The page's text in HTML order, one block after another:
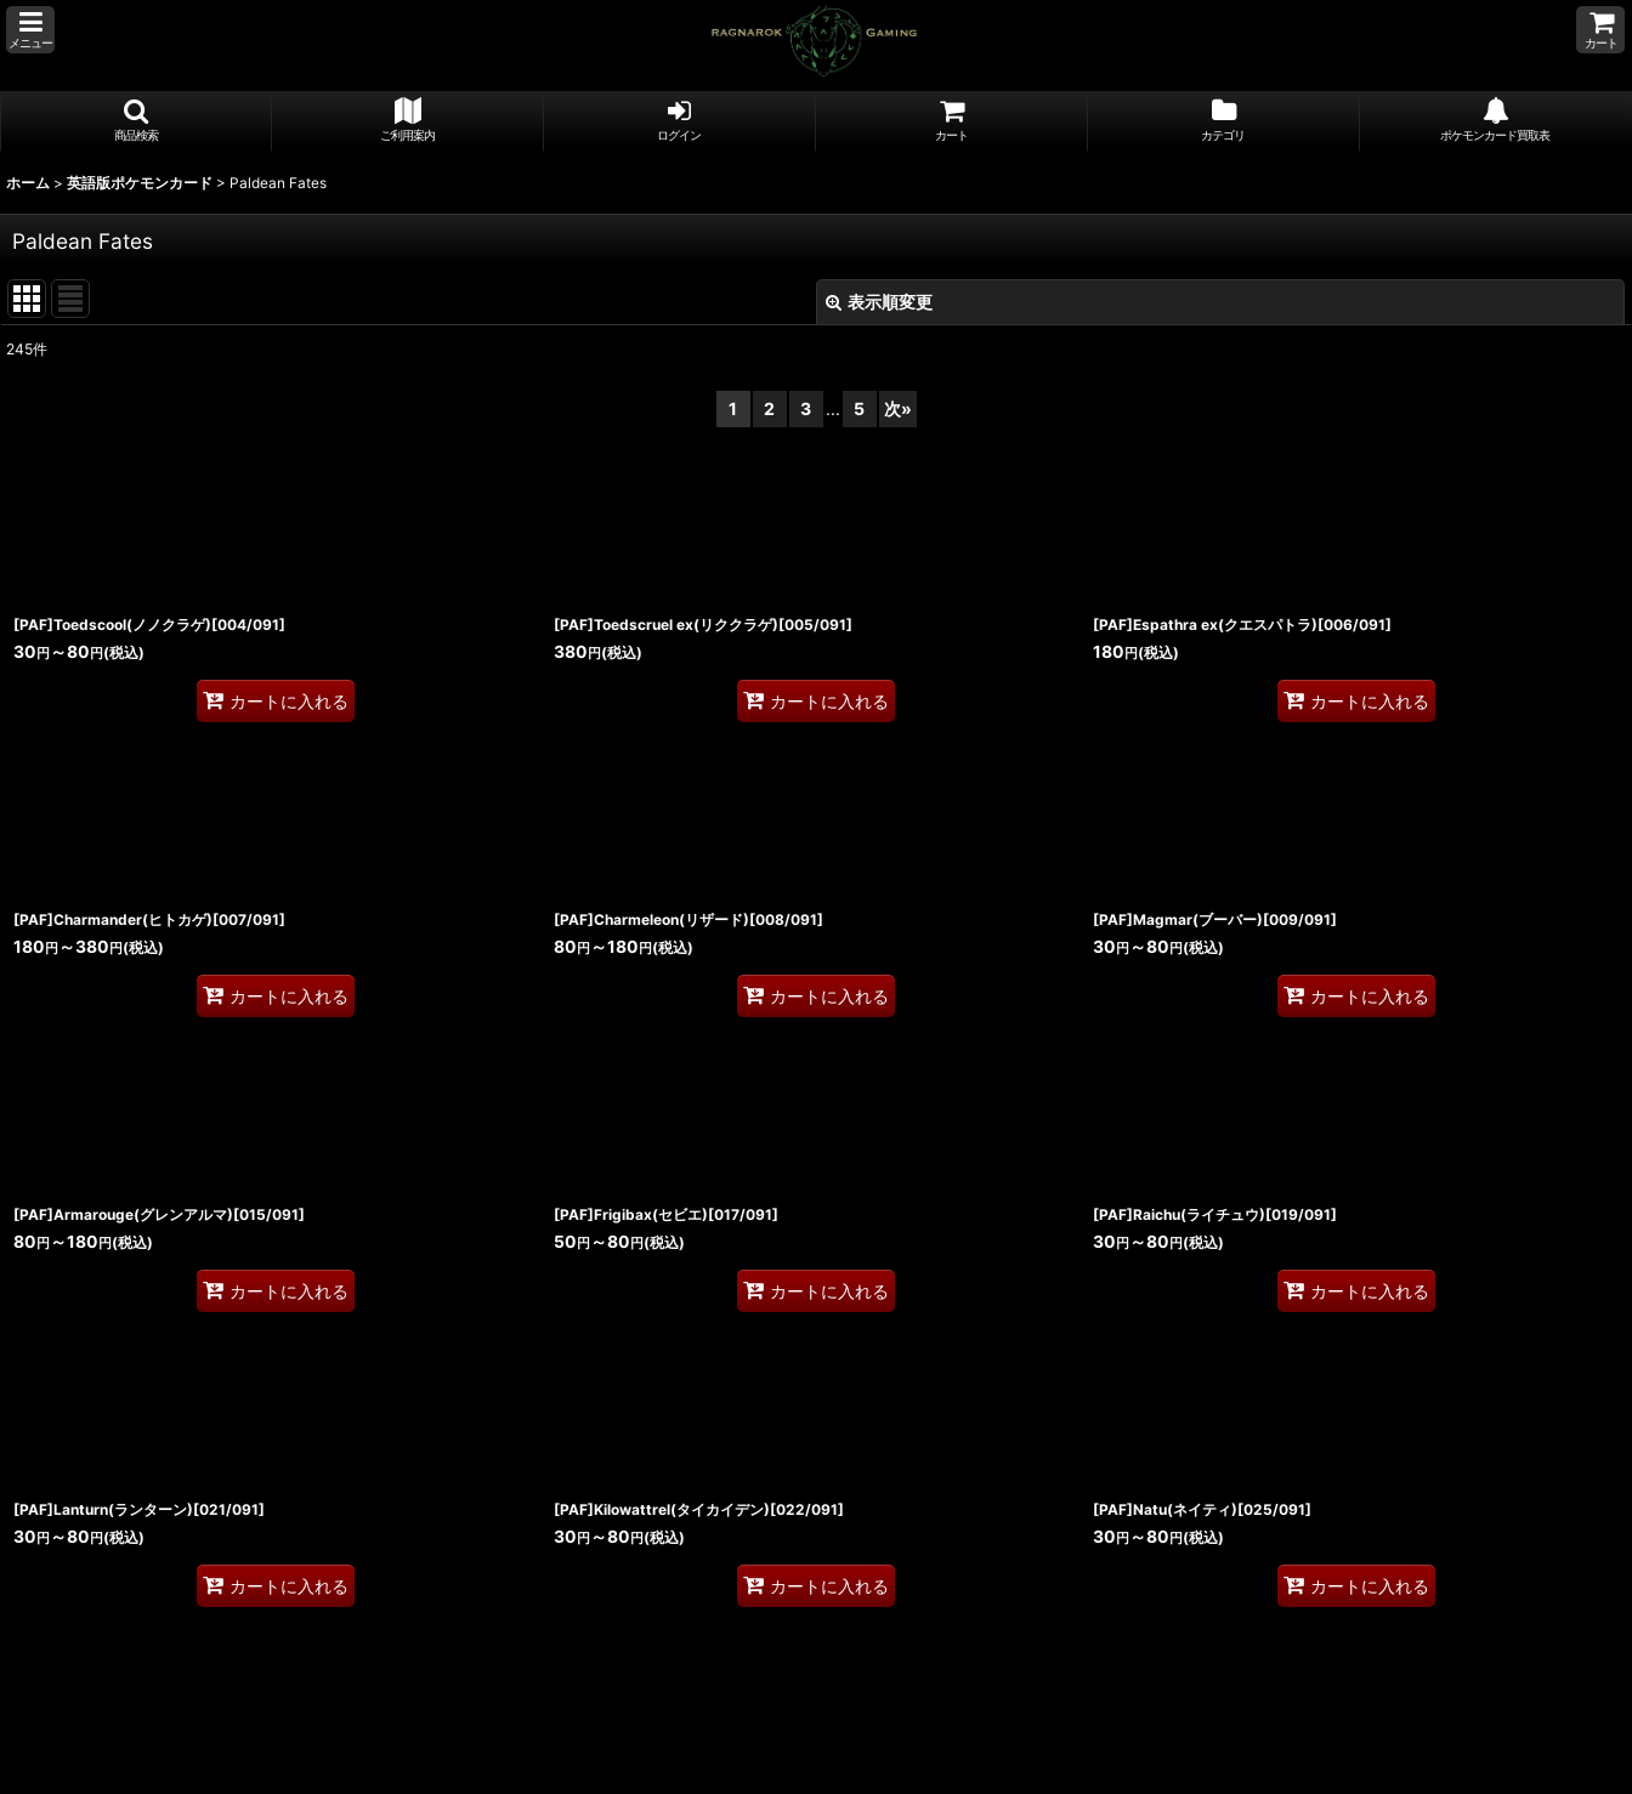
メニュー カート
商品検索 ご利用案内 ログイン カート カテゴリ ポケモンカード買取表
ホーム > 英語版ポケモンカード > Paldean Fates
Paldean Fates
表示順変更
245件
1 2 3 ... 5 次»
[PAF]Toedscool(ノノクラゲ)[004/091]
30 円 ～80 円 (税込)
カートに入れる
[PAF]Toedscruel ex(リククラゲ)[005/091]
380 円(税込)
カートに入れる
[PAF]Espathra ex(クエスパトラ)[006/091]
180 円 (税込)
カートに入れる
[PAF]Charmander(ヒトカゲ)[007/091]
180 円 ～380 円 (税込)
カートに入れる
[PAF]Charmeleon(リザード)[008/091]
80 円～180 円(税込)
カートに入れる
[PAF]Magmar(ブーバー)[009/091]
30 円 ～80 円 (税込)
カートに入れる
[PAF]Armarouge(グレンアルマ)[015/091]
80 円 ～180 円 (税込)
カートに入れる
[PAF]Frigibax(セビエ)[017/091]
50 円～80 円(税込)
カートに入れる
[PAF]Raichu(ライチュウ)[019/091]
30 円 ～80 円 (税込)
カートに入れる
[PAF]Lanturn(ランターン)[021/091]
30 円 ～80 円 (税込)
カートに入れる
[PAF]Kilowattrel(タイカイデン)[022/091]
30 円～80 円(税込)
カートに入れる
[PAF]Natu(ネイティ)[025/091]
30 円 ～80 円 (税込)
カートに入れる